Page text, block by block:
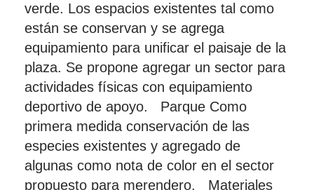
verde. Los espacios existentes tal como
están se conservan y se agrega
equipamiento para unificar el paisaje de la
plaza. Se propone agregar un sector para
actividades físicas con equipamiento
deportivo de apoyo. Parque Como
primera medida conservación de las
especies existentes y agregado de
algunas como nota de color en el sector
propuesto para merendero. Materiales